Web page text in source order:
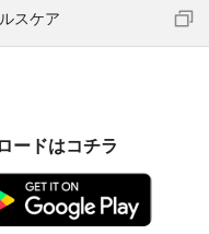
スケア
ードはコチラ